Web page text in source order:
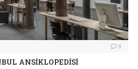
0
ANSİKLOPEDİSİ